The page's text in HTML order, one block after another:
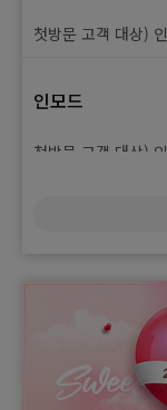
첫방문 고객 대상)
인모드
첫방문 고객 대상)
온다리프팅
첫방문 고객 대상)